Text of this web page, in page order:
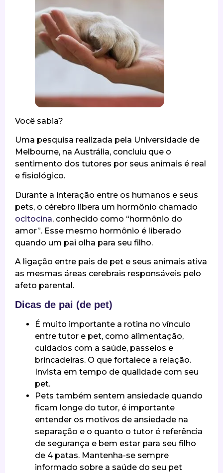
Você sabia?
Uma pesquisa realizada pela Universidade de
Melbourne, na Austrália, concluiu que o
sentimento dos tutores por seus animais é real
e fisiológico.
Durante a interação entre os humanos e seus
pets, o cérebro libera um hormônio chamado
ocitocina, conhecido como “hormônio do
amor”. Esse mesmo hormônio é liberado
quando um pai olha para seu filho.
A ligação entre pais de pet e seus animais ativa
as mesmas áreas cerebrais responsáveis pelo
afeto parental.
Dicas de pai (de pet)
É muito importante a rotina no vínculo
entre tutor e pet, como alimentação,
cuidados com a saúde, passeios e
brincadeiras. O que fortalece a relação.
Invista em tempo de qualidade com seu
pet.
Pets também sentem ansiedade quando
ficam longe do tutor, é importante
entender os motivos de ansiedade na
separação e o quanto o tutor é referência
de segurança e bem estar para seu filho
de 4 patas. Mantenha-se sempre
informado sobre a saúde do seu pet